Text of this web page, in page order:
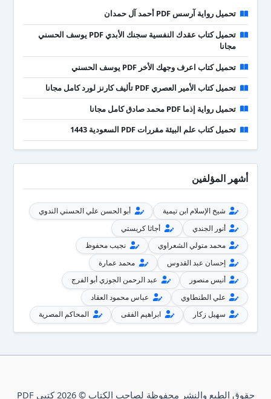
تحميل رواية آرسس PDF أحمد آل حمدان
تحميل كتاب عقدك النفسية سجنك الأبدي PDF يوسف الحسني
مجانا
تحميل كتاب اعرف وجهك الأخر PDF يوسف الحسني
تحميل كتاب الأمير العصري PDF تأليف كارنز لورد كامل مجانا
تحميل رواية إذما PDF محمد صادق كامل مجانا
تحميل كتاب علم البيئة مقررات PDF السعودية 1443
أشهر المؤلفين
شيخ الإسلام ابن تيمية
أبو الحسن علي الحسني الندوي
أنور الجندي
أجاثا كريستي
محمد متولي الشعراوي
نجيب محفوظ
إحسان عبد القدوس
محمد عمارة
أنيس منصور
عبد الرحمن الجوزي أبو الفرج
علي الطنطاوي
عباس محمود العقاد
سهيل زكار
ابراهيم الفقى المحاكم المصرية
حقوق الطبع والنشر محفوظة لصاحب الكتاب © 2026 كتبي PDF